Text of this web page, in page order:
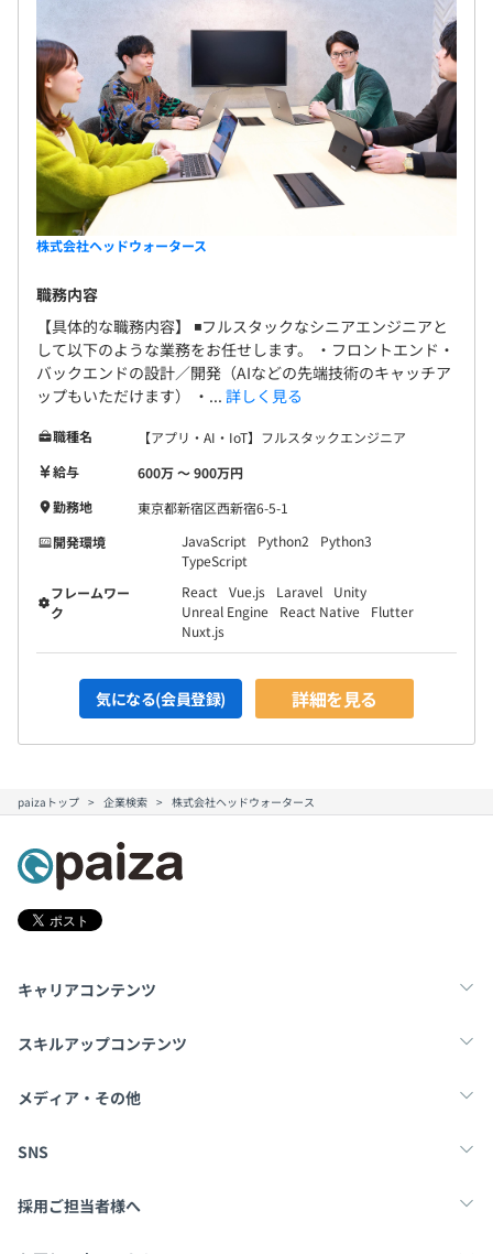
株式会社ヘッドウォータース
職務内容
【具体的な職務内容】 ◾️フルスタックなシニアエンジニアと
して以下のような業務をお任せします。 ・フロントエンド・
バックエンドの設計／開発（AIなどの先端技術のキャッチア
ップもいただけます） ・... 詳しく見る
職種名
【アプリ・AI・IoT】フルスタックエンジニア
給与
600万 〜 900万円
勤務地
東京都新宿区西新宿6-5-1
開発環境
JavaScript Python2
Python3
TypeScript
フレームワー
ク
React Vue.js Laravel
Unity
Unreal Engine
React Native
Flutter
Nuxt.js
気になる(会員登録) 詳細を見る
paizaトップ 企業検索 株式会社ヘッドウォータース
キャリアコンテンツ
転職・キャリア
スキルアップコンテンツ
学習
メディア・その他
Tech Team Journal
SNS
X
採用ご担当者様へ